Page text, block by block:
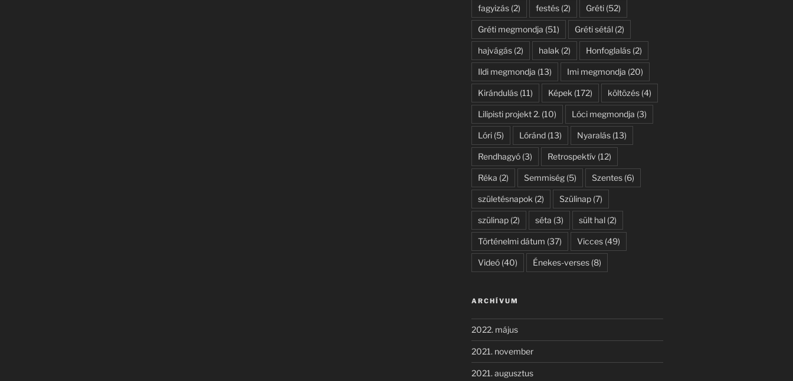
fagyizás(2) festés(2) Gréti(52)
Gréti megmondja (51) Gréti sétál(2)
hajvágás(2) halak (2) Honfoglalás(2)
Ildi megmondja (13) Imi megmondja (20)
Kirándulás(11) Képek (172) költözés(4)
Lilipisti projekt 2. (10) Lóci megmondja (3)
Lóri(5) Lóránd(13) Nyaralás(13)
Rendhagyó(3) Retrospektív (12)
Réka (2) Semmiség(5) Szentes(6)
születésnapok (2) Szülinap(7)
szülinap(2) séta (3) sült hal(2)
Történelmi dátum (37) Vicces(49)
Videó(40) Énekes-verses(8)
ARCHÍVUM
2022. május
2021. november
2021. augusztus